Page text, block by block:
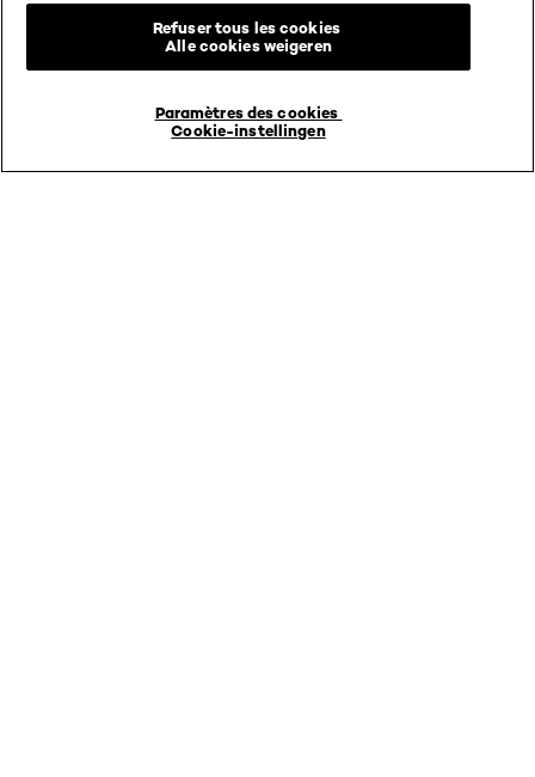
Ignorer le : Elseve Hydra Hyaluronic
Améliorez votre routine
Choyez votre nouveau look:
Paramètres des cookies
Cookie-instellingen
Refuser tous les cookies
Alle cookies weigeren